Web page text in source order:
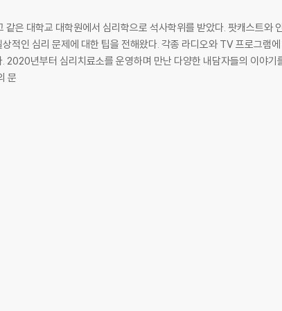
은 대학교 대학원에서 심리학으로 석사학위를 받았다. 팟캐스트와
인 심리 문제에 대한 팁을 전해왔다. 각종 라디오와 TV 프로그램에
년부터 심리치료소를 운영하며 만난 다양한 내담자들의 이야기
문